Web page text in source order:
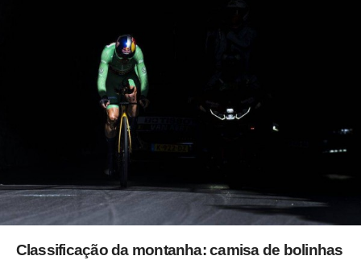
Classificação da montanha: camisa de bolinhas